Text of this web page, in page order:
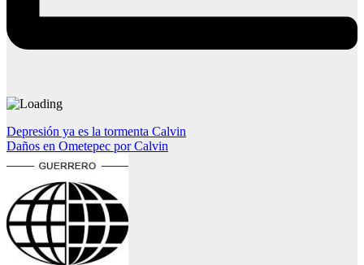
Navegación
de
entradas
Depresión ya es la tormenta Calvin
Daños en Ometepec por Calvin